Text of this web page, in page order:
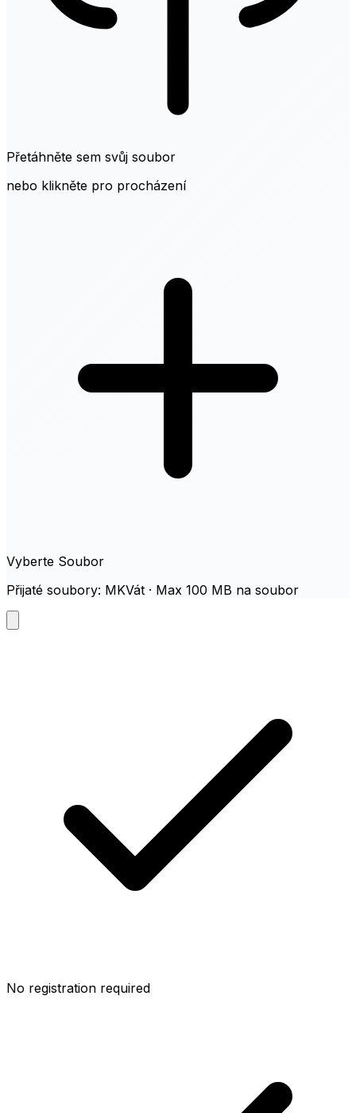
Přetáhněte sem svůj soubor
nebo klikněte pro procházení
Vyberte Soubor
Přijaté soubory: MKVát · Max 100 MB na soubor
No registration required